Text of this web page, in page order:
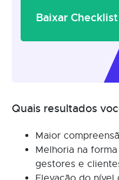
Baixar Checklist
Quais resultados
Maior
Melhoria na
gestores e